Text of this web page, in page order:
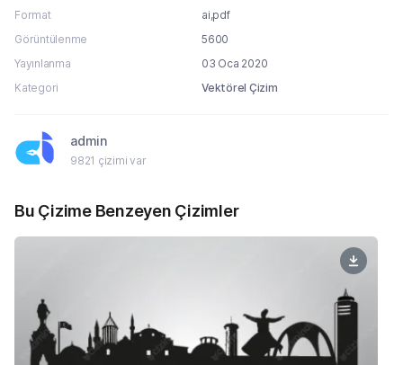
Format
ai,pdf
Görüntülenme
5600
Yayınlanma
03 Oca 2020
Kategori
Vektörel Çizim
admin
9821 çizimi var
Bu Çizime Benzeyen Çizimler